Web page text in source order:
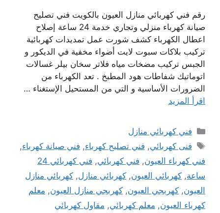
رقم فني كهربائي منازل العيون بالكويت فني تصليح
صيانة كهرباء منزلي وتجاري خدمة 24 ساعة إصلاح
اعطال الكهرباء كشف شورت عمل تمديدات كهربائية
تركيب بلاكات سبوت لايت أضواء مخفية في الديكور و
الجبس تركيب مضخات مياه فلاتر سخان بيلر غسالات
اتوماتيك شفاطات هود المطبخ . تعد الكهرباء من
الضرورات الأساسية و التي من المستحيل الإستغناء …
اقرأ المزيد
التصنيفات
فني كهربائي منازل
الوسوم
فنى كهربائي, فني تصليح كهرباء, فني صيانة كهرباء,
فني كهرباء العيون, فني كهربائي,
فني كهربائي 24
ساعة, كهربائي العيون, كهربائي منازل, كهربائي منازل
العيون, كهربجي العيون, كهربجي منازل العيون, معلم
كهرباء العيون, معلم كهربائي, مقاول كهربائي